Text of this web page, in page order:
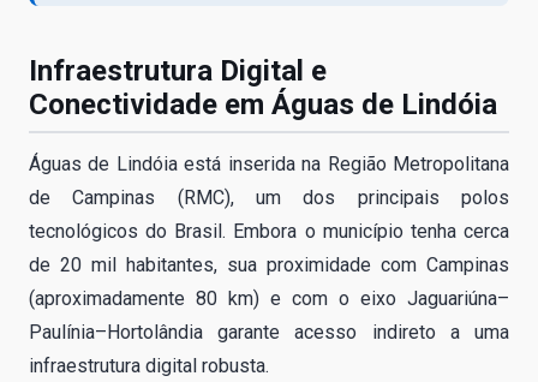
Infraestrutura Digital e
Conectividade em Águas de Lindóia
Águas de Lindóia está inserida na Região Metropolitana
de Campinas (RMC), um dos principais polos
tecnológicos do Brasil. Embora o município tenha cerca
de 20 mil habitantes, sua proximidade com Campinas
(aproximadamente 80 km) e com o eixo Jaguariúna–
Paulínia–Hortolândia garante acesso indireto a uma
infraestrutura digital robusta.